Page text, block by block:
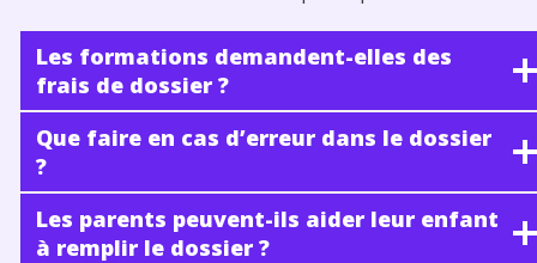
Les formations demandent-elles des
frais de dossier ?
Que faire en cas d’erreur dans le dossier
?
Les parents peuvent-ils aider leur enfant
à remplir le dossier ?